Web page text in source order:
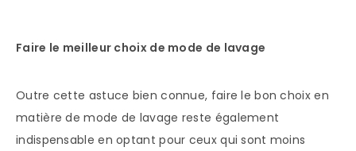
Faire le meilleur choix de mode de lavage
Outre cette astuce bien connue, faire le bon choix en
matière de mode de lavage reste également
indispensable en optant pour ceux qui sont moins